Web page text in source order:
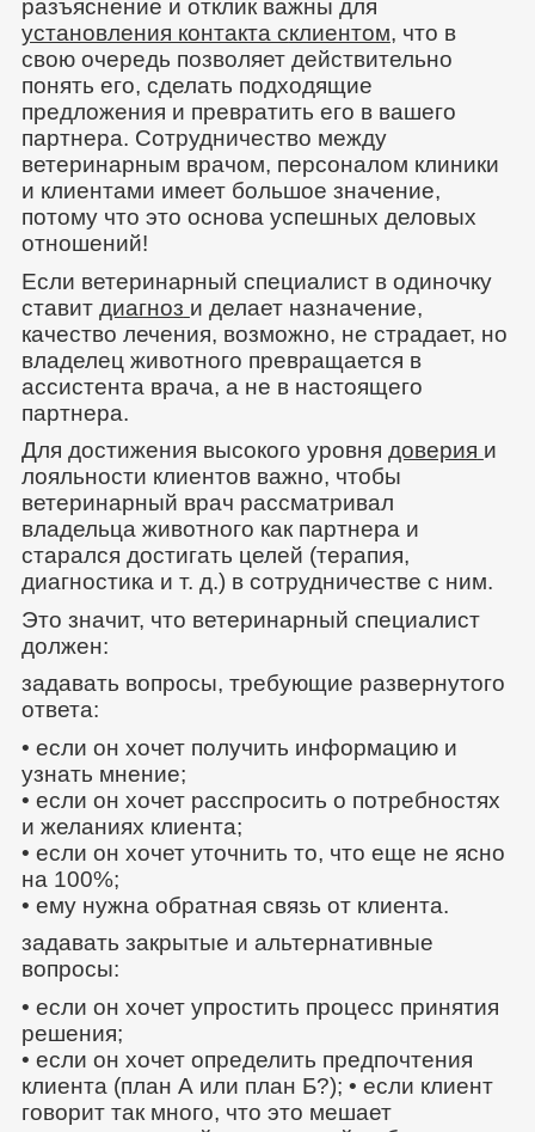
разъяснение и отклик важны для
установления контакта склиентом, что в
свою очередь позволяет действительно
понять его, сделать подходящие
предложения и превратить его в вашего
партнера. Сотрудничество между
ветеринарным врачом, персоналом клиники
и клиентами имеет большое значение,
потому что это основа успешных деловых
отношений!
Если ветеринарный специалист в одиночку
ставит диагноз и делает назначение,
качество лечения, возможно, не страдает, но
владелец животного превращается в
ассистента врача, а не в настоящего
партнера.
Для достижения высокого уровня доверия и
лояльности клиентов важно, чтобы
ветеринарный врач рассматривал
владельца животного как партнера и
старался достигать целей (терапия,
диагностика и т. д.) в сотрудничестве с ним.
Это значит, что ветеринарный специалист
должен:
задавать вопросы, требующие развернутого
ответа:
• если он хочет получить информацию и
узнать мнение;
• если он хочет расспросить о потребностях
и желаниях клиента;
• если он хочет уточнить то, что еще не ясно
на 100%;
• ему нужна обратная связь от клиента.
задавать закрытые и альтернативные
вопросы:
• если он хочет упростить процесс принятия
решения;
• если он хочет определить предпочтения
клиента (план А или план Б?); • если клиент
говорит так много, что это мешает